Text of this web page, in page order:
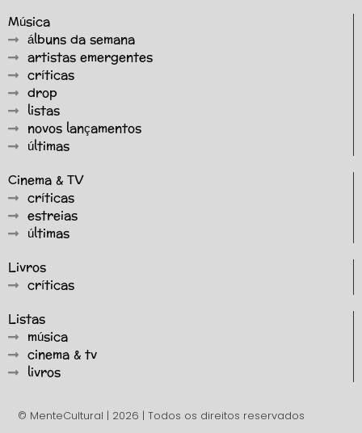
Música
álbuns da semana
artistas emergentes
críticas
drop
listas
novos lançamentos
últimas
Cinema & TV
críticas
estreias
últimas
Livros
críticas
Listas
música
cinema & tv
livros
© MenteCultural | 2026 | Todos os direitos reservados